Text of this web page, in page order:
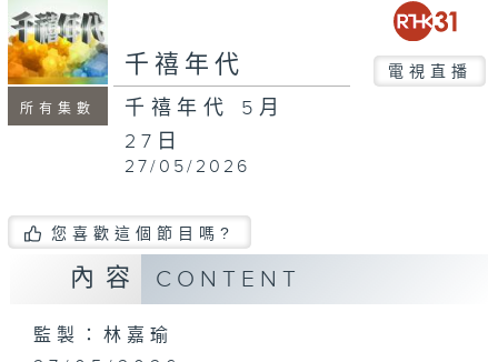
17
minutes,
31
seconds
所有集數
千禧年代 電視直播
千禧年代 5月
27日
27/05/2026
您喜歡這個節目嗎?
內容 CONTENT
監製：林嘉瑜